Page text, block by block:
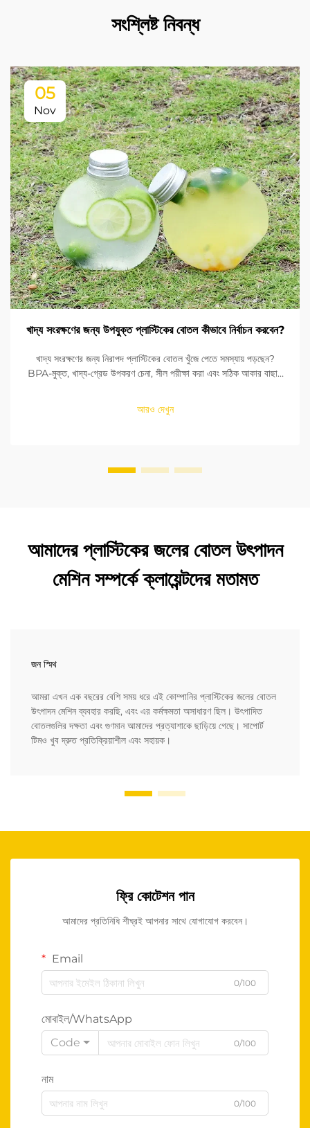
সংশ্লিষ্ট নিবন্ধ
05
Nov
খাদ্য সংরক্ষণের জন্য উপযুক্ত প্লাস্টিকের বোতল কীভাবে নির্বাচন করবেন?
খাদ্য সংরক্ষণের জন্য নিরাপদ প্লাস্টিকের বোতল খুঁজে পেতে সমস্যায় পড়ছেন?
BPA-মুক্ত, খাদ্য-গ্রেড উপকরণ চেনা, সীল পরীক্ষা করা এবং সঠিক আকার বাছাই
আরও দেখুন
আমাদের প্লাস্টিকের জলের বোতল উৎপাদন
মেশিন সম্পর্কে ক্লায়েন্টদের মতামত
জন স্মিথ
আমরা এখন এক বছরের বেশি সময় ধরে এই কোম্পানির প্লাস্টিকের জলের বোতল
উৎপাদন মেশিন ব্যবহার করছি, এবং এর কর্মক্ষমতা অসাধারণ ছিল। উৎপাদিত
বোতলগুলির দক্ষতা এবং গুণমান আমাদের প্রত্যাশাকে ছাড়িয়ে গেছে। সাপোর্ট
টিমও খুব দ্রুত প্রতিক্রিয়াশীল এবং সহায়ক।
ফ্রি কোটেশন পান
আমাদের প্রতিনিধি শীঘ্রই আপনার সাথে যোগাযোগ করবেন।
Email
0/100
মোবাইল/WhatsApp
Code
0/100
নাম
0/100